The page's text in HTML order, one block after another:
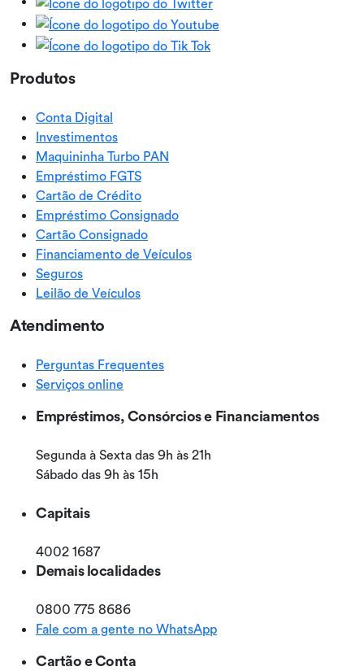
Produtos
Conta Digital
Investimentos
Maquininha Turbo PAN
Empréstimo FGTS
Cartão de Crédito
Empréstimo Consignado
Cartão Consignado
Financiamento de Veículos
Seguros
Leilão de Veículos
Atendimento
Perguntas Frequentes
Serviços online
Empréstimos, Consórcios e Financiamentos
Segunda à Sexta das 9h às 21h
Sábado das 9h às 15h
Capitais
4002 1687
Demais localidades
0800 775 8686
Fale com a gente no WhatsApp
Cartão e Conta